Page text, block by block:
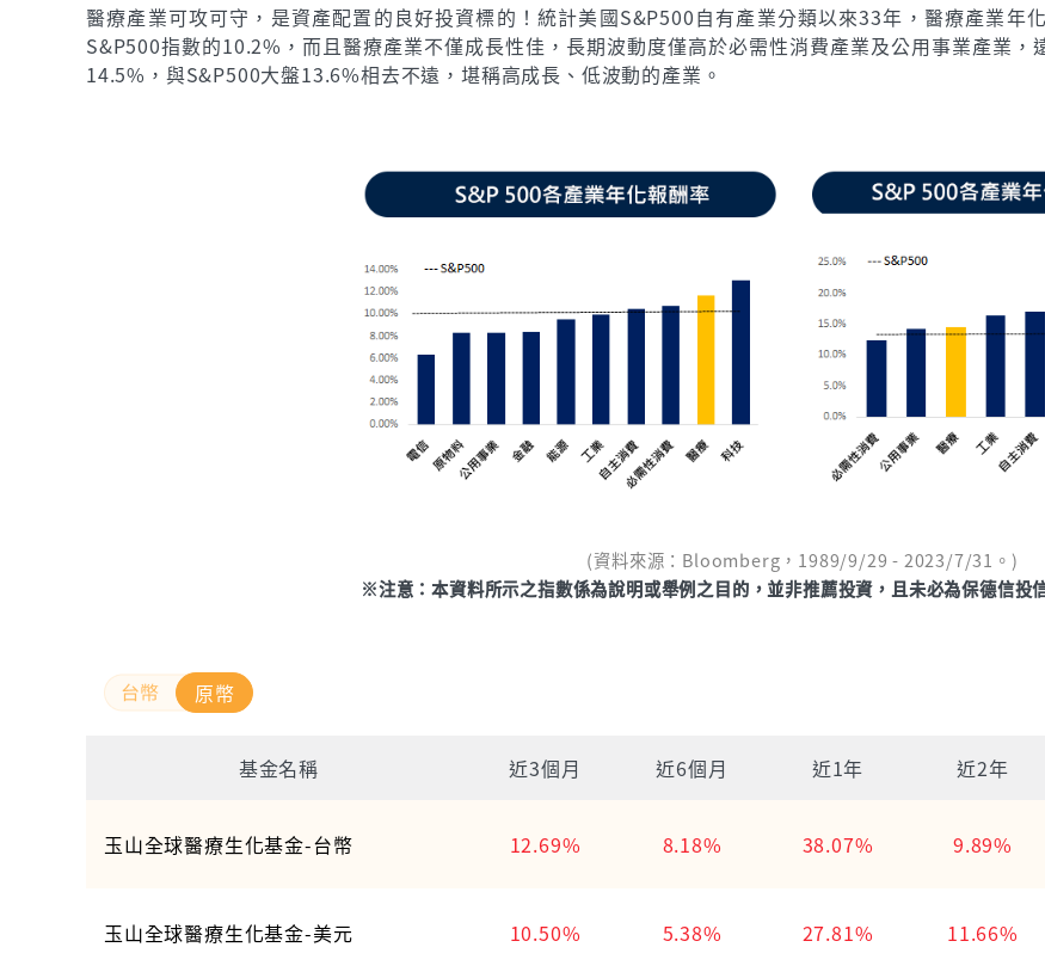
醫療產業可攻可守，是資產配置的良好投資標的！統計美國S&P500自有產業分類以來33年，醫療產業年
S&P500指數的10.2%，而且醫療產業不僅成長性佳，長期波動度僅高於必需性消費產業及公用事業產業
14.5%，與S&P500大盤13.6%相去不遠，堪稱高成長、低波動的產業。
(資料來源：Bloomberg，1989/9/29 - 2023/7/31。)
※注意：本資料所示之指數係為說明或舉例之目的，並非推薦投資，且未必為保德信投
原幣
基金名稱 近3個月 近6個月 近1年 近2年
玉山全球醫療生化基金-台幣 12.69% 8.18% 38.07% 9.89%
玉山全球醫療生化基金-美元 10.50% 5.38% 27.81% 11.66%